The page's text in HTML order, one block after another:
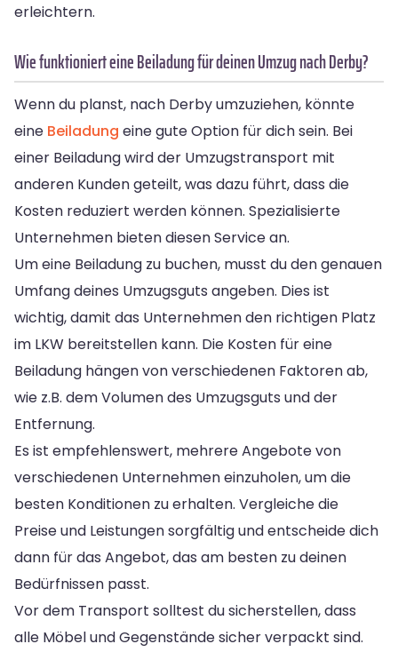
erleichtern.
Wie funktioniert eine Beiladung für deinen Umzug nach Derby?
Wenn du planst, nach Derby umzuziehen, könnte
eine Beiladung eine gute Option für dich sein. Bei
einer Beiladung wird der Umzugstransport mit
anderen Kunden geteilt, was dazu führt, dass die
Kosten reduziert werden können. Spezialisierte
Unternehmen bieten diesen Service an.
Um eine Beiladung zu buchen, musst du den genauen
Umfang deines Umzugsguts angeben. Dies ist
wichtig, damit das Unternehmen den richtigen Platz
im LKW bereitstellen kann. Die Kosten für eine
Beiladung hängen von verschiedenen Faktoren ab,
wie z.B. dem Volumen des Umzugsguts und der
Entfernung.
Es ist empfehlenswert, mehrere Angebote von
verschiedenen Unternehmen einzuholen, um die
besten Konditionen zu erhalten. Vergleiche die
Preise und Leistungen sorgfältig und entscheide dich
dann für das Angebot, das am besten zu deinen
Bedürfnissen passt.
Vor dem Transport solltest du sicherstellen, dass
alle Möbel und Gegenstände sicher verpackt sind.